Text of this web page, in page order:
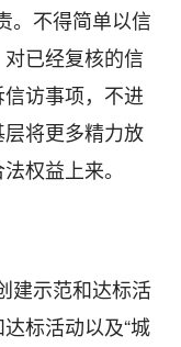
。不得简单以信
已经复核的信
访事项，不进
将更多精力放
权益上来。
建示范和达标活
标活动以及“城